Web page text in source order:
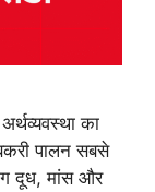
का
पालन सबसे
दूध, मांस और